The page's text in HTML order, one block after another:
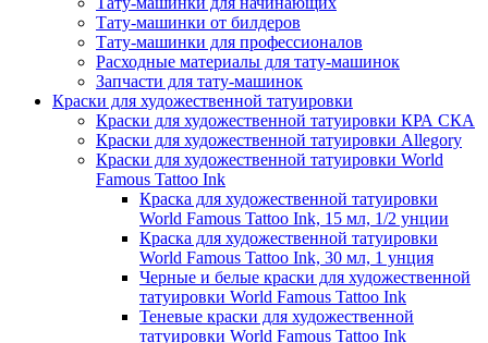
Тату-машинки от билдеров
Тату-машинки для профессионалов
Расходные материалы для тату-машинок
Запчасти для тату-машинок
Краски для художественной татуировки
Краски для художественной татуировки КРА СКА
Краски для художественной татуировки Allegory
Краски для художественной татуировки World
Famous Tattoo Ink
Краска для художественной татуировки
World Famous Tattoo Ink, 15 мл, 1/2 унции
Краска для художественной татуировки
World Famous Tattoo Ink, 30 мл, 1 унция
Черные и белые краски для художественной
татуировки World Famous Tattoo Ink
Теневые краски для художественной
татуировки World Famous Tattoo Ink